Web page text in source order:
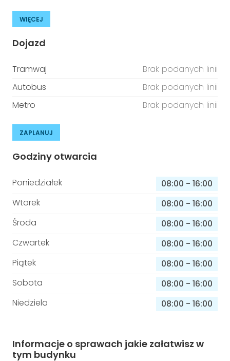
WIĘCEJ
Dojazd
Tramwaj
Brak podanych linii
Autobus
Brak podanych linii
Metro
Brak podanych linii
ZAPLANUJ
Godziny otwarcia
Poniedziałek 08:00 - 16:00
Wtorek
08:00 - 16:00
Środa
08:00 - 16:00
Czwartek
08:00 - 16:00
Piątek
08:00 - 16:00
Sobota
08:00 - 16:00
Niedziela
08:00 - 16:00
Informacje o sprawach jakie załatwisz w
tym budynku